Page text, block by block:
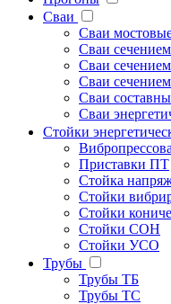
Сваи
Сваи
Сваи
Сваи
Сваи
Сваи
Сваи
Стойки
Приставки ПТ
Стойка
Стойки
Стойки
Стойки СОН
Стойки УСО
Трубы
Трубы ТБ
Трубы ТС